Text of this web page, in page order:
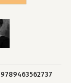
9789463562737